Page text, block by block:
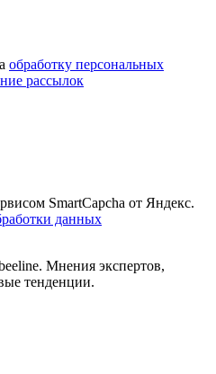
обработку персональных
рассылок
SmartCapcha от Яндекс.
данных
Мнения экспертов,
тенденции.